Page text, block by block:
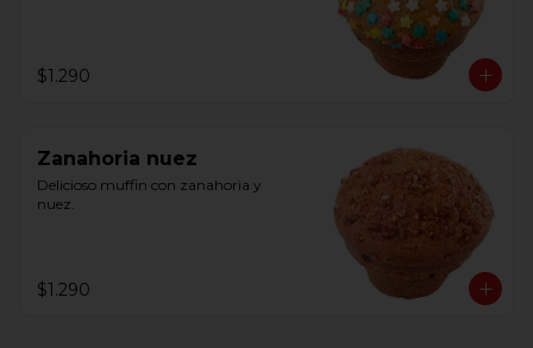
$1.290
Zanahoria nuez
Delicioso muffin con zanahoria y
nuez.
$1.290